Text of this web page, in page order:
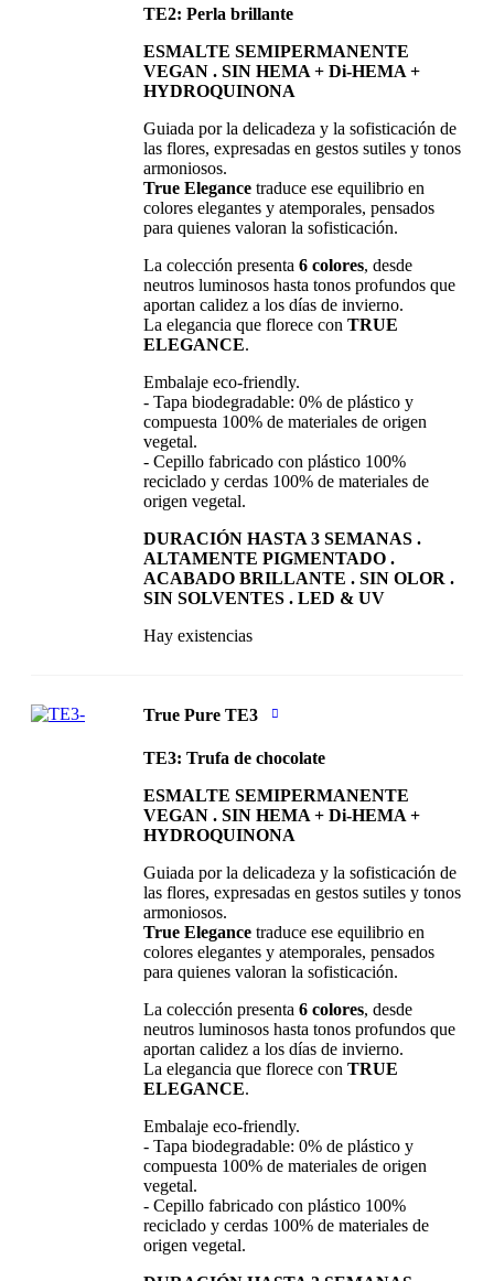
TE2: Perla brillante
ESMALTE SEMIPERMANENTE
VEGAN . SIN HEMA + Di-HEMA +
HYDROQUINONA
Guiada por la delicadeza y la sofisticación de
las flores, expresadas en gestos sutiles y tonos
armoniosos.
True Elegance traduce ese equilibrio en
colores elegantes y atemporales, pensados
para quienes valoran la sofisticación.
La colección presenta6 colores, desde
neutros luminosos hasta tonos profundos que
aportan calidez a los días de invierno.
La elegancia que florece conTRUE
ELEGANCE.
Embalaje eco-friendly.
- Tapa biodegradable: 0% de plástico y
compuesta 100% de materiales de origen
vegetal.
- Cepillo fabricado con plástico 100%
reciclado y cerdas 100% de materiales de
origen vegetal.
DURACIÓN HASTA 3 SEMANAS .
ALTAMENTE PIGMENTADO .
ACABADO BRILLANTE . SIN OLOR .
SIN SOLVENTES . LED & UV
Hay existencias
True Pure TE3
TE3: Trufa de chocolate
ESMALTE SEMIPERMANENTE
VEGAN . SIN HEMA + Di-HEMA +
HYDROQUINONA
Guiada por la delicadeza y la sofisticación de
las flores, expresadas en gestos sutiles y tonos
armoniosos.
True Elegance traduce ese equilibrio en
colores elegantes y atemporales, pensados
para quienes valoran la sofisticación.
La colección presenta6 colores, desde
neutros luminosos hasta tonos profundos que
aportan calidez a los días de invierno.
La elegancia que florece conTRUE
ELEGANCE.
Embalaje eco-friendly.
- Tapa biodegradable: 0% de plástico y
compuesta 100% de materiales de origen
vegetal.
- Cepillo fabricado con plástico 100%
reciclado y cerdas 100% de materiales de
origen vegetal.